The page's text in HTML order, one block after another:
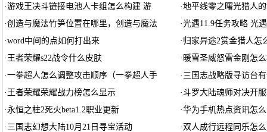
·游戏王决斗链接电池人卡组怎么构建 游 ·地平线零之曙光猎人
·创造与魔法竹笋位置在哪里，创造与魔法 ·光遇11.9任务攻略 光
·word中间的点如何打出来 · 归家异途2赏金猎人怎
· 王者荣耀s22战令什么皮肤 · 暖雪圣威怒雷金刚怎
·一拳超人怎么调整攻击顺序（一拳超人手 · 三国志战略版寻访台
· 王者荣耀荣耀战力榜怎么显示 ·斗罗大陆魂师对决开
·永恒之柱2死火beta1.2职业更新 ·华为手机热点资讯怎
· 三国志幻想大陆10月21日寻宝活动 · 双人成行远程同乐怎